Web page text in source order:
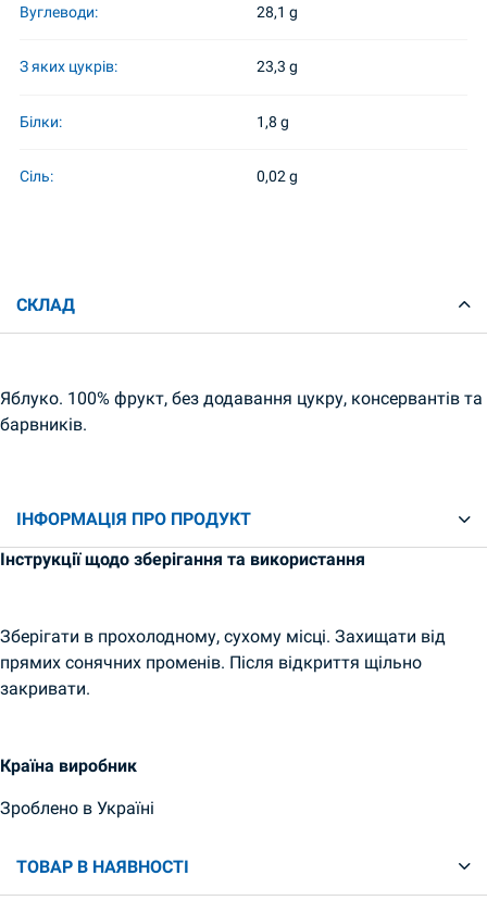
Вуглеводи: 28,1 g
З яких цукрів: 23,3 g
Білки: 1,8 g
Сіль: 0,02 g
СКЛАД
Яблуко. 100% фрукт, без додавання цукру, консервантів та
барвників.
ІНФОРМАЦІЯ ПРО ПРОДУКТ
Інструкції щодо зберігання та використання
Зберігати в прохолодному, сухому місці. Захищати від
прямих сонячних променів. Після відкриття щільно
закривати.
Країна виробник
Зроблено в Україні
ТОВАР В НАЯВНОСТІ